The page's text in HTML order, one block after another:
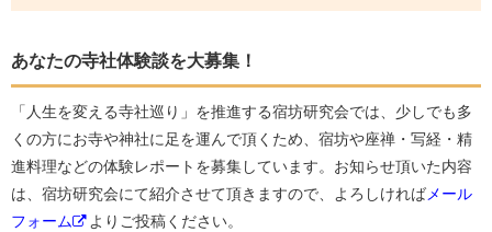
あなたの寺社体験談を大募集！
「人生を変える寺社巡り」を推進する宿坊研究会では、少しでも多
くの方にお寺や神社に足を運んで頂くため、宿坊や座禅・写経・精
進料理などの体験レポートを募集しています。お知らせ頂いた内容
は、宿坊研究会にて紹介させて頂きますので、よろしければメール
フォーム
よりご投稿ください。